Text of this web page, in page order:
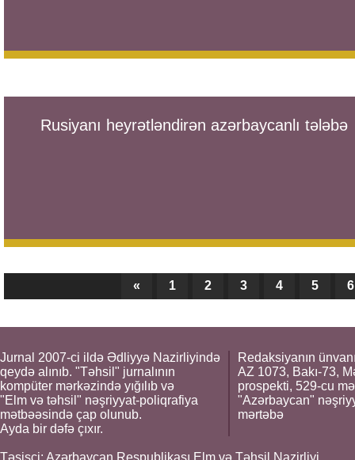
Rusiyanı heyrətləndirən azərbaycanlı tələbə
« 1 2 3 4 5 6
Jurnal 2007-ci ildə Ədliyyə Nazirliyində
qeydə alınıb. "Təhsil" jurnalının
kompüter mərkəzində yığılıb və
"Elm və təhsil" nəşriyyat-poliqrafiya
mətbəəsində çap olunub.
Ayda bir dəfə çıxır.
Redaksiyanın
AZ 1073, Bakı-73,
prospekti, 529-cu
"Azərbaycan"
mərtəbə
Təsisçi: Azərbaycan Respublikası Elm və Təhsil Nazirliyi